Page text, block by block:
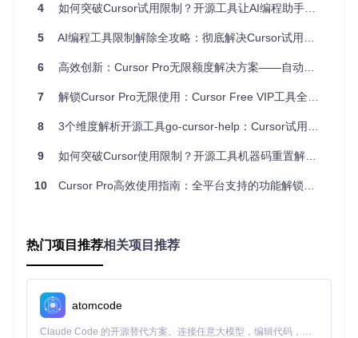
限制触发阈值测试
通过控制变量法进行的阈值测试显示，Cursor的限制触发机制
具有以下特征：
账号创建阈值
：单设备在7天周期内最多可创建3个试用账
号，第4个账号将触发设备级限制
15分钟冷却期
即使卸载重装也无法重置
思考问题1：为什么Cursor需要同时检测多个标识字段（m
技术原理：设备标识与配置重置机制
要有效解决Cursor的试用限制，首先需要理解其设备识别机制
的技术实现。这一机制通过多种标识的组合验证，形成了较为
严密的设备指纹系统，而重置工具正是通过科学的方式干扰这
一验证过程。
4 如何突破Cursor试用限制？开源工具让AI编程助手持续可用
5 AI编程工具限制解除全攻略：彻底解决Cursor试用到期与设备限制问题
6 高效创新：Cursor Pro无限额度解决方案——自动化重置工具深度解析
7 解锁Cursor Pro无限使用：Cursor Free VIP工具全解析与实战指南
8 3个维度解析开源工具go-cursor-help：Cursor试用限制的终极解决方案
9 如何突破Cursor使用限制？开源工具机器码重置解决方案全解析
10 Cursor Pro高效使用指南：全平台支持的功能解锁与个性化配置方案
热门项目推荐相关项目推荐
atomcode
Claude Code 的开源替代方案。连接任意大模型，编辑代码，运行命令，自动验证 — 全自动执行。用 Rust 构建，极致性能。 ｜ An open-source alternative to Claude Code. Connect any LLM, edit code, run commands, and verify changes — autonomously. Built in Rust for speed. Get Started